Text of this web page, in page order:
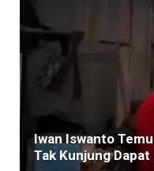
Iwan Iswanto
Tak Kunjung